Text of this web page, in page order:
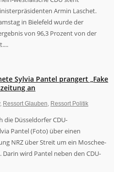
Armin Laschet.
in Bielefeld wurde der
von 96,3 Prozent von der
Sylvia Pantel prangert „Fake
an
, Ressort Glauben Ressort Politik
die Düsseldorfer CDU-
Pantel (Foto) über einen
NRZ über Streit um ein Moschee-
wird Pantel neben den CDU-